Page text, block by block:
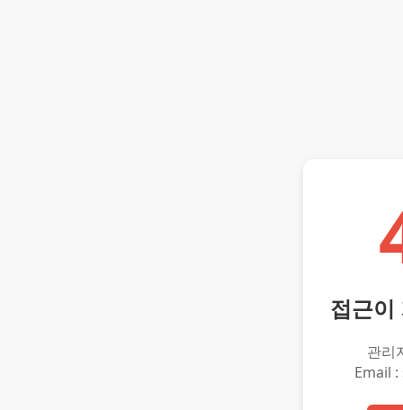
접근이
관리
Email